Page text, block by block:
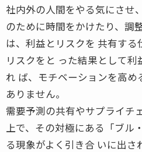
社内外の人間をやる気にさせ
のために時間をかけたり、調
は、利益とリスクを 共有する
リスクをと った結果として
れ ば、モチベーションを高
ありません。
需要予測の共有やサプライチ
上で、その対極にある「ブル
る現象がよく引き合 いに出さ